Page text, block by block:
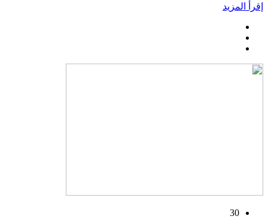
إقرأ المزيد
30